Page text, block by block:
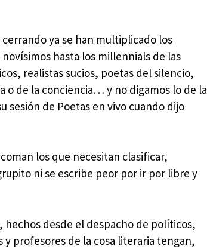
ya se han multiplicado los
hasta los millennials de las
realistas sucios, poetas del silencio,
o de la conciencia… y no digamos lo de la
sesión de Poetas en vivo cuando dijo
los que necesitan clasificar,
ni se escribe peor por ir por libre y
hechos desde el despacho de políticos,
y profesores de la cosa literaria tengan,